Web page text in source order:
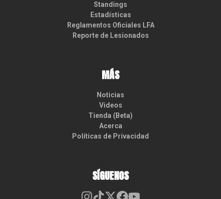
Standings
Estadísticas
Reglamentos Oficiales LFA
Reporte de Lesionados
MÁS
Noticias
Videos
Tienda (Beta)
Acerca
Políticas de Privacidad
SÍGUENOS